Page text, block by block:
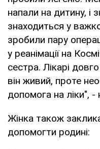
напали на дитину, і
знаходиться у
зробили пару
у реанімації на
сестра. Лікарі
він живий, проте
допомога на ліки", -
Жінка також
допомогти родині: